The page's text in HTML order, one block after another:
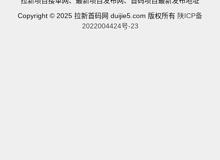
Copyright © 2025 拉新首码网 duijie5.com 版权所有 陕ICP备
2022004424号-23